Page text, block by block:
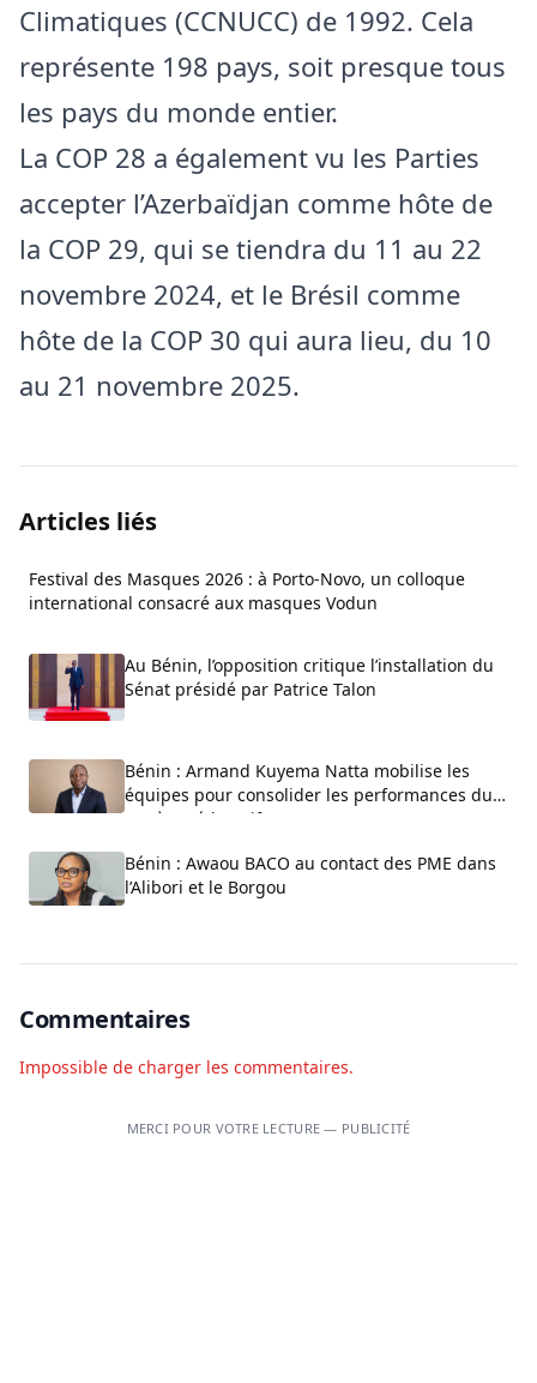
Climatiques (CCNUCC) de 1992. Cela
représente 198 pays, soit presque tous
les pays du monde entier.
La COP 28 a également vu les Parties
accepter l’Azerbaïdjan comme hôte de
la COP 29, qui se tiendra du 11 au 22
novembre 2024, et le Brésil comme
hôte de la COP 30 qui aura lieu, du 10
au 21 novembre 2025.
Articles liés
Festival des Masques 2026 : à Porto-Novo, un colloque
international consacré aux masques Vodun
Au Bénin, l’opposition critique l’installation du
Sénat présidé par Patrice Talon
Bénin : Armand Kuyema Natta mobilise les
équipes pour consolider les performances du
système éducatif
Bénin : Awaou BACO au contact des PME dans
l’Alibori et le Borgou
Commentaires
Impossible de charger les commentaires.
MERCI POUR VOTRE LECTURE — PUBLICITÉ